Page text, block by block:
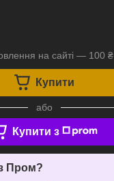
на сайті — 100 ₴
Купити
або
Купити з
Пром?